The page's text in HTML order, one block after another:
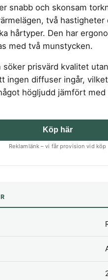
snabb och skonsam
två
hårtyper. Den har
med två munstycken.
söker prisvärd kvalitet
ingen diffuser ingår,
högljudd jämfört
Köp här
Reklamlänk – vi får provision vid köp